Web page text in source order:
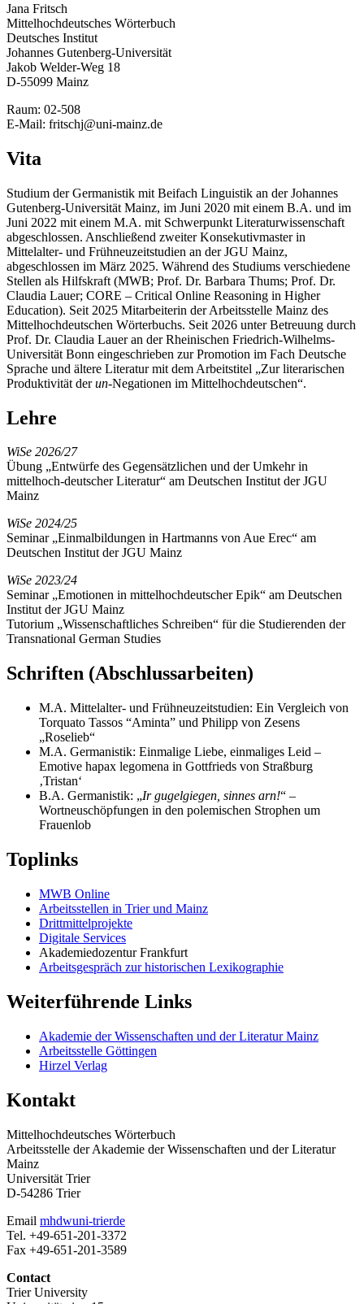
Jana Fritsch
Mittelhochdeutsches Wörterbuch
Deutsches Institut
Johannes Gutenberg-Universität
Jakob Welder-Weg 18
D-55099 Mainz
Raum: 02-508
E-Mail: fritschj@uni-mainz.de
Vita
Studium der Germanistik mit Beifach Linguistik an der Johannes
Gutenberg-Universität Mainz, im Juni 2020 mit einem B.A. und im
Juni 2022 mit einem M.A. mit Schwerpunkt Literaturwissenschaft
abgeschlossen. Anschließend zweiter Konsekutivmaster in
Mittelalter- und Frühneuzeitstudien an der JGU Mainz,
abgeschlossen im März 2025. Während des Studiums verschiedene
Stellen als Hilfskraft (MWB; Prof. Dr. Barbara Thums; Prof. Dr.
Claudia Lauer; CORE – Critical Online Reasoning in Higher
Education). Seit 2025 Mitarbeiterin der Arbeitsstelle Mainz des
Mittelhochdeutschen Wörterbuchs. Seit 2026 unter Betreuung durch
Prof. Dr. Claudia Lauer an der Rheinischen Friedrich-Wilhelms-
Universität Bonn eingeschrieben zur Promotion im Fach Deutsche
Sprache und ältere Literatur mit dem Arbeitstitel „Zur literarischen
Produktivität derun-Negationen im Mittelhochdeutschen“.
Lehre
WiSe 2026/27
Übung „Entwürfe des Gegensätzlichen und der Umkehr in
mittelhoch-deutscher Literatur“ am Deutschen Institut der JGU
Mainz
WiSe 2024/25
Seminar „Einmalbildungen in Hartmanns von Aue Erec“ am
Deutschen Institut der JGU Mainz
WiSe 2023/24
Seminar „Emotionen in mittelhochdeutscher Epik“ am Deutschen
Institut der JGU Mainz
Tutorium „Wissenschaftliches Schreiben“ für die Studierenden der
Transnational German Studies
Schriften (Abschlussarbeiten)
M.A. Mittelalter- und Frühneuzeitstudien: Ein Vergleich von
Torquato Tassos “Aminta” und Philipp von Zesens
„Roselieb“
M.A. Germanistik: Einmalige Liebe, einmaliges Leid –
Emotive hapax legomena in Gottfrieds von Straßburg
‚Tristan‘
B.A. Germanistik: „Ir gugelgiegen, sinnes arn!“ –
Wortneuschöpfungen in den polemischen Strophen um
Frauenlob
Toplinks
MWB Online
Arbeitsstellen in Trier und Mainz
Drittmittelprojekte
Digitale Services
Akademiedozentur Frankfurt
Arbeitsgespräch zur historischen Lexikographie
Weiterführende Links
Akademie der Wissenschaften und der Literatur Mainz
Arbeitsstelle Göttingen
Hirzel Verlag
Kontakt
Mittelhochdeutsches Wörterbuch
Arbeitsstelle der Akademie der Wissenschaften und der Literatur
Mainz
Universität Trier
D-54286 Trier
Email mhdwuni-trierde
Tel. +49-651-201-3372
Fax +49-651-201-3589
Contact
Trier University